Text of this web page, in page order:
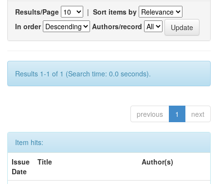
Results/Page | Sort items by
In order
Authors/record
Results 1-1 of 1 (Search time: 0.0 seconds).
previous 1 next
Item hits:
Issue
Date
Title Author(s)